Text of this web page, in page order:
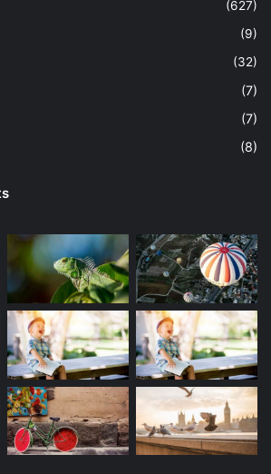
(627)
(9)
(32)
(7)
(7)
(8)